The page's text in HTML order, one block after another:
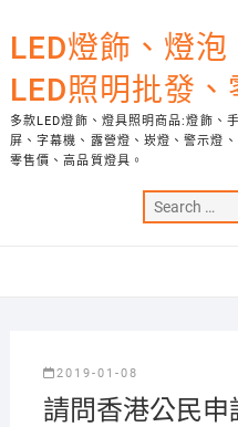
to
content
LED燈飾、燈
LED照明批發、
多款LED燈飾、燈具照明商品:燈飾、
屏、字幕機、露營燈、崁燈、警示燈
零售價、高品質燈具。
2019-01-08
請問香港公民